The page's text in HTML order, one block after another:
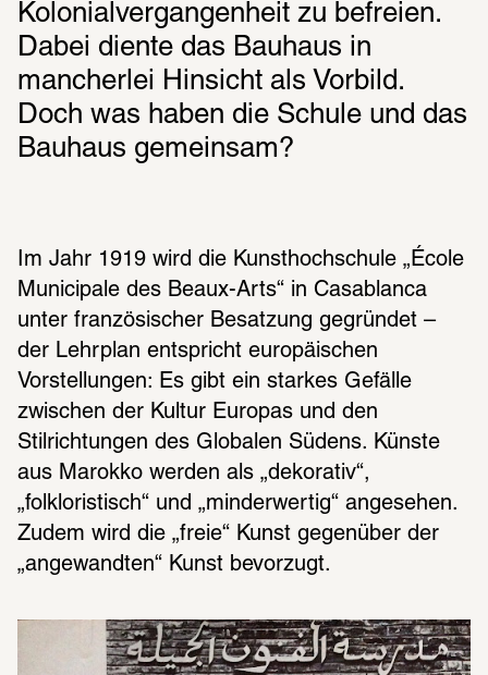
Kolonialvergangenheit zu befreien.
Dabei diente das Bauhaus in
mancherlei Hinsicht als Vorbild.
Doch was haben die Schule und das
Bauhaus gemeinsam?
Im Jahr 1919 wird die Kunsthochschule „École
Municipale des Beaux-Arts“ in Casablanca
unter französischer Besatzung gegründet –
der Lehrplan entspricht europäischen
Vorstellungen: Es gibt ein starkes Gefälle
zwischen der Kultur Europas und den
Stilrichtungen des Globalen Südens. Künste
aus Marokko werden als „dekorativ“,
„folkloristisch“ und „minderwertig“ angesehen.
Zudem wird die „freie“ Kunst gegenüber der
„angewandten“ Kunst bevorzugt.